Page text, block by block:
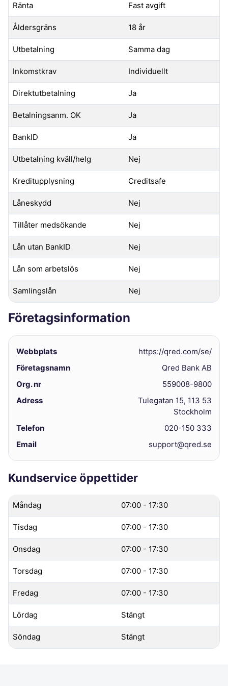
Ränta Fast avgift
Åldersgräns 18 år
Utbetalning Samma dag
Inkomstkrav Individuellt
Direktutbetalning Ja
Betalningsanm. OK Ja
BankID Ja
Utbetalning kväll/helg Nej
Kreditupplysning Creditsafe
Låneskydd Nej
Tillåter medsökande Nej
Lån utan BankID Nej
Lån som arbetslös Nej
Samlingslån Nej
Företagsinformation
Webbplats
https://qred.com/se/
Företagsnamn
Qred Bank AB
Org. nr
559008-9800
Adress
Tulegatan 15, 113 53
Stockholm
Telefon
020-150 333
Email
support@qred.se
Kundservice öppettider
Måndag 07:00 - 17:30
Tisdag 07:00 - 17:30
Onsdag 07:00 - 17:30
Torsdag 07:00 - 17:30
Fredag 07:00 - 17:30
Lördag Stängt
Söndag Stängt